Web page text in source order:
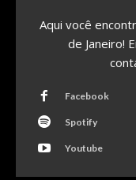
Aqui você
de Janeiro!
Facebook
Spotify
Youtube